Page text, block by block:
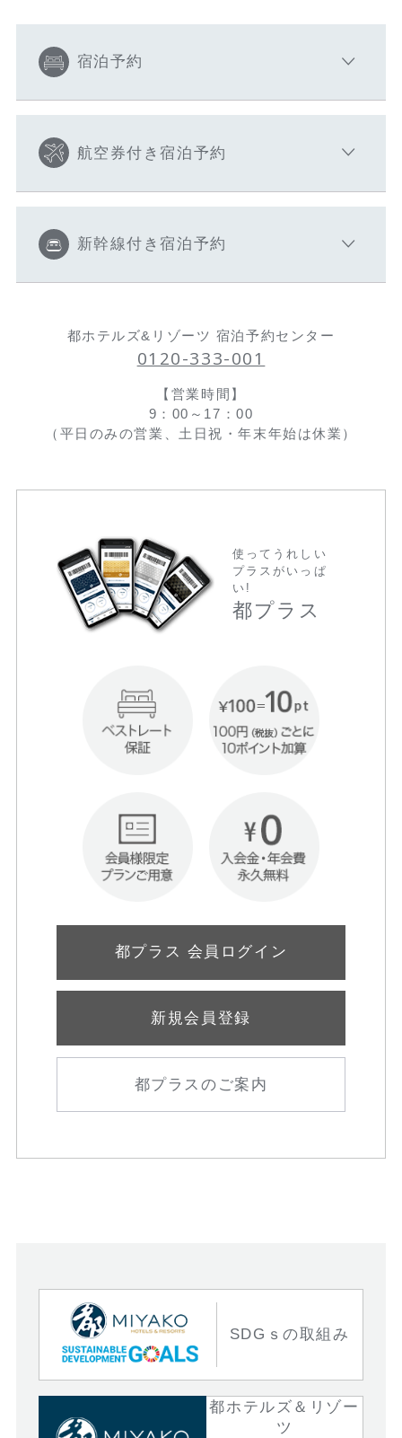
宿泊予約
航空券付き宿泊予約
新幹線付き宿泊予約
都ホテルズ&リゾーツ 宿泊予約センター
0120-333-001
【営業時間】
9：00～17：00
（平日のみの営業、土日祝・年末年始は休業）
使ってうれしい
プラスがいっぱ
い!
都プラス
都プラス 会員ログイン
新規会員登録
都プラスのご案内
SDGｓの取組み
都ホテルズ＆リゾー
ツ